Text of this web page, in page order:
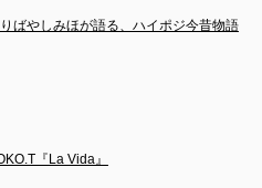
りばやしみほが語る、ハイポジ今昔物語
『La Vida』